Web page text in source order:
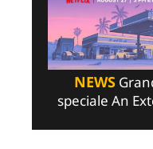
NEWS
speciale An